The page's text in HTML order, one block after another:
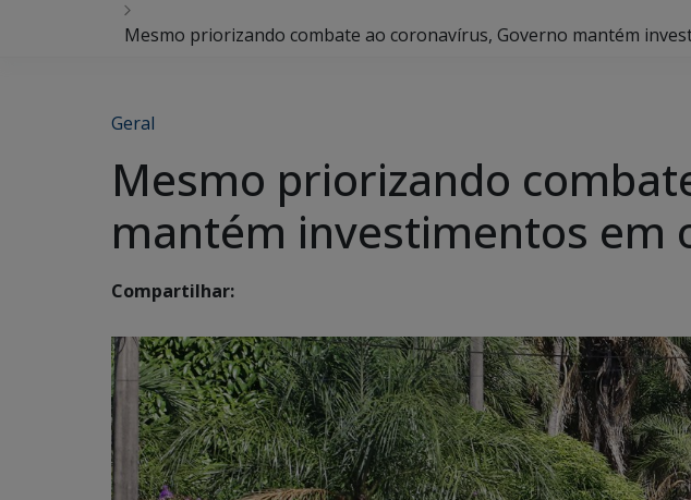
Mesmo priorizando combate ao coronavírus, Governo mantém
Geral
Mesmo priorizando
mantém investimentos em
Compartilhar: